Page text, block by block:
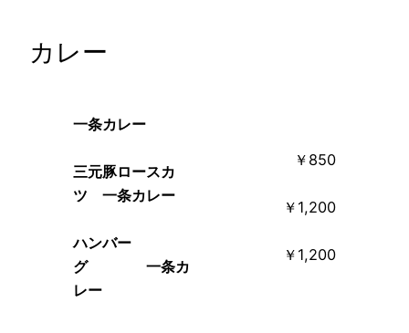
カレー
一条カレー
三元豚ロースカ
ツ 一条カレー
ハンバー
グ 一条カ
レー
￥850
￥1,200
￥1,200